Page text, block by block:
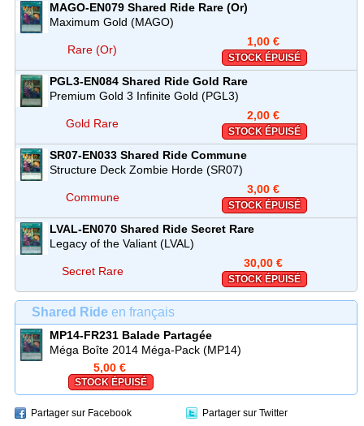
MAGO-EN079 Shared Ride Rare (Or)
Maximum Gold (MAGO)
Rare (Or)
1,00 €
STOCK ÉPUISÉ
PGL3-EN084 Shared Ride Gold Rare
Premium Gold 3 Infinite Gold (PGL3)
Gold Rare
2,00 €
STOCK ÉPUISÉ
SR07-EN033 Shared Ride Commune
Structure Deck Zombie Horde (SR07)
Commune
3,00 €
STOCK ÉPUISÉ
LVAL-EN070 Shared Ride Secret Rare
Legacy of the Valiant (LVAL)
Secret Rare
30,00 €
STOCK ÉPUISÉ
Shared Ride en français
MP14-FR231 Balade Partagée
Méga Boîte 2014 Méga-Pack (MP14)
5,00 €
STOCK ÉPUISÉ
Partager sur Facebook
Partager sur Twitter